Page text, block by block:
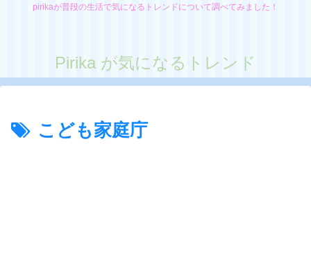
pirikaが普段の生活で気になるトレンドについて調べてみました！
Pirika が気になるトレンド
こども家庭庁